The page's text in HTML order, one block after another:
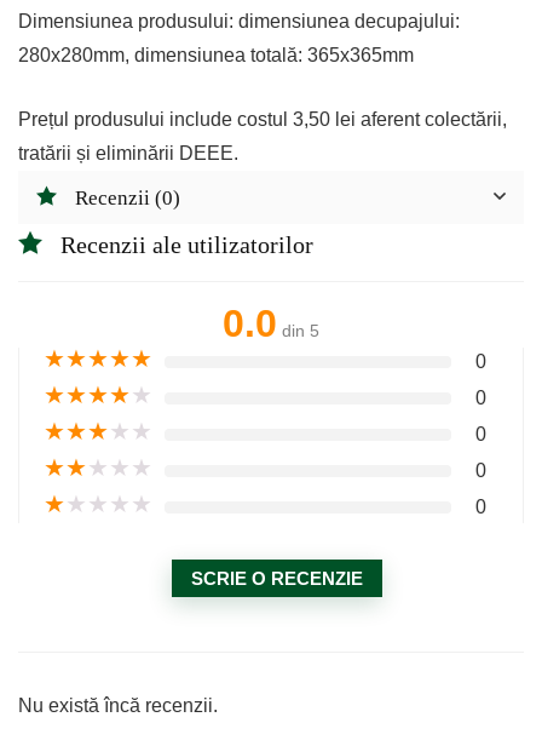
Dimensiunea produsului: dimensiunea decupajului:
280x280mm, dimensiunea totală: 365x365mm
Prețul produsului include costul 3,50 lei aferent colectării,
tratării și eliminării DEEE.
Recenzii (0)
Recenzii ale utilizatorilor
0.0 din 5
★★★★★ 0
★★★★★ 0
★★★★★ 0
★★★★★ 0
★★★★★ 0
SCRIE O RECENZIE
Nu există încă recenzii.